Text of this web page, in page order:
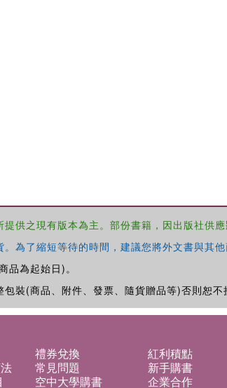
供之現有版本為主。部份書籍，因出版社供應
為了縮短等待的時間，建議您將外文書與其
品為起始日)。
裝(商品、附件、發票、隨貨贈品等)否則恕不
禮券兌換
紅利積點
常見問題
新手購書
空中大學購書
企業合作